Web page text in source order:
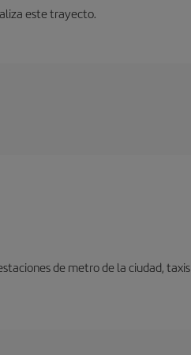
este trayecto.
de metro de la ciudad, taxis